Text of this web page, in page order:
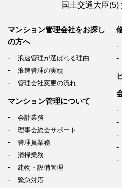
国土交通大臣(5)
マンション管理会社をお探し
の方へ
浪速管理が選ばれる理由
浪速管理の実績
管理会社変更の流れ
マンション管理について
会計業務
理事会総会サポート
管理員業務
清掃業務
建物・設備管理
緊急対応